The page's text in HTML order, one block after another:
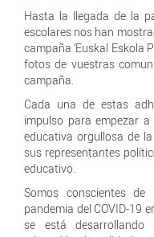
Hasta la llegada de la
escolares nos han
campaña ‘Euskal Eskola
fotos de vuestras
campaña.
Cada una de estas
impulso para empezar
educativa orgullosa de
sus representantes
educativo.
Somos conscientes
pandemia del COVID-19
se está desarrollando